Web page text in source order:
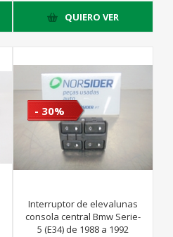
QUIERO VER
- 30%
Interruptor de elevalunas
consola central Bmw Serie-
5 (E34) de 1988 a 1992